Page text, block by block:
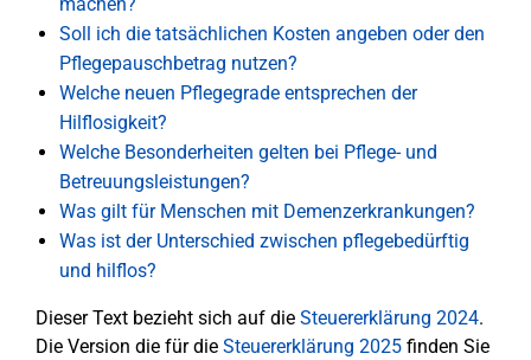
Soll ich die tatsächlichen Kosten angeben oder den
Pflegepauschbetrag nutzen?
Welche neuen Pflegegrade entsprechen der
Hilflosigkeit?
Welche Besonderheiten gelten bei Pflege- und
Betreuungsleistungen?
Was gilt für Menschen mit Demenzerkrankungen?
Was ist der Unterschied zwischen pflegebedürftig
und hilflos?
Dieser Text bezieht sich auf die Steuererklärung 2024.
Die Version die für die Steuererklärung 2025 finden Sie